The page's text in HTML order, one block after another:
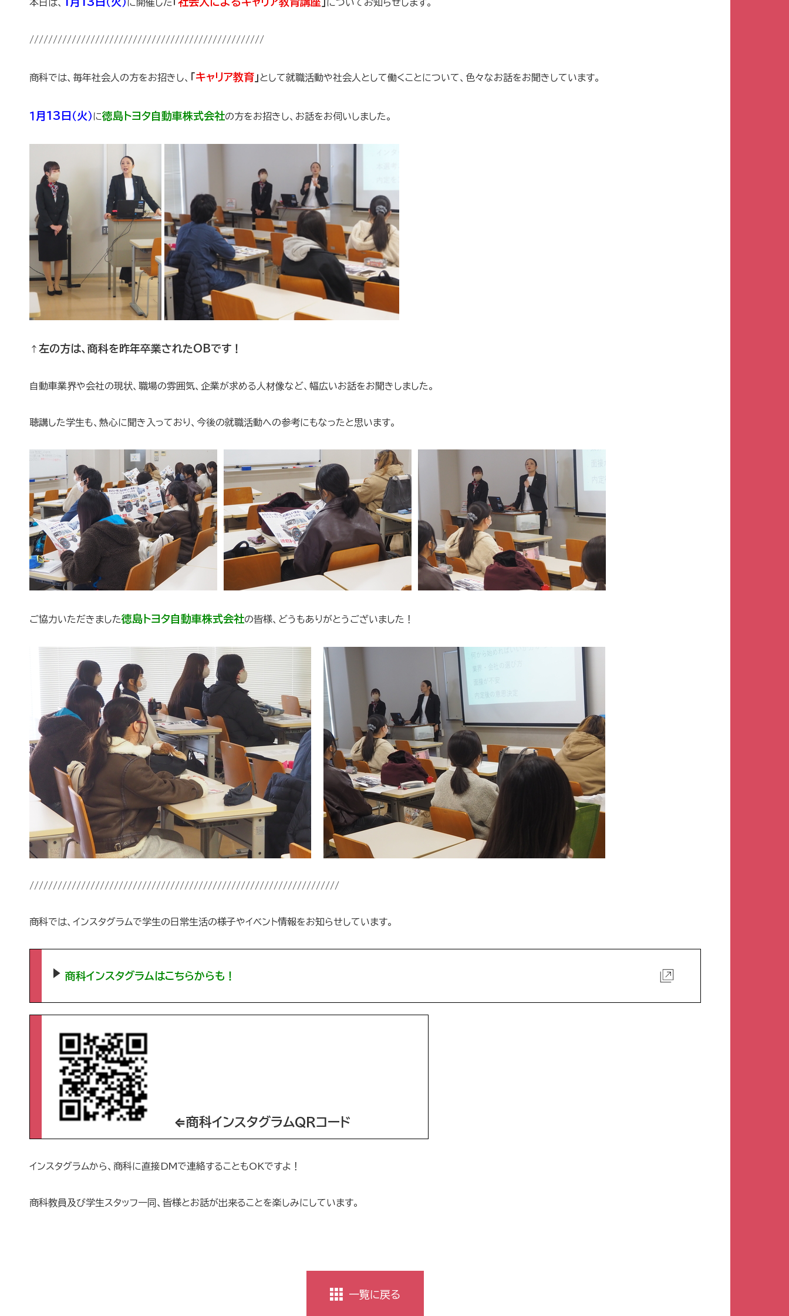
本日は、 に開催した についてお知らせします。
//////////////////////////////////////////////////
商科では、毎年社会人の方をお招きし、 「キャリア教育 」 として就職活動や社会人として働くことについて、色々なお話をお聞きしています。
１月13日（火）に徳島トヨタ自動車株式会社の方をお招きし、お話をお伺いしました。
↑ 左の方は、商科を昨年卒業されたOBです！
自動車業界や会社の現状、職場の雰囲気、企業が求める人材像など、幅広いお話をお聞きしました。
聴講した学生も、熱心に聞き入っており、今後の就職活動への参考にもなったと思います。
ご協力いただきました徳島トヨタ自動車株式会社の皆様、どうもありがとうございました！
//////////////////////////////////////////////////////////////////
商科では、インスタグラムで学生の日常生活の様子やイベント情報をお知らせしています。
商科インスタグラムはこちらからも！
⇐商科インスタグラムQRコード
インスタグラムから、商科に直接DMで連絡することもOKですよ！
商科教員及び学生スタッフ一同、皆様とお話が出来ることを楽しみにしています。
一覧に戻る